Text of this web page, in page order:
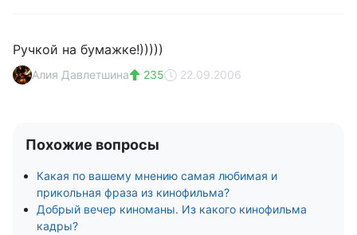
Ручкой на бумажке!)))))
Алия Давлетшина 235 22.09.2006
Похожие вопросы
Какая по вашему мнению самая любимая и
прикольная фраза из кинофильма?
Добрый вечер киноманы. Из какого кинофильма
кадры?